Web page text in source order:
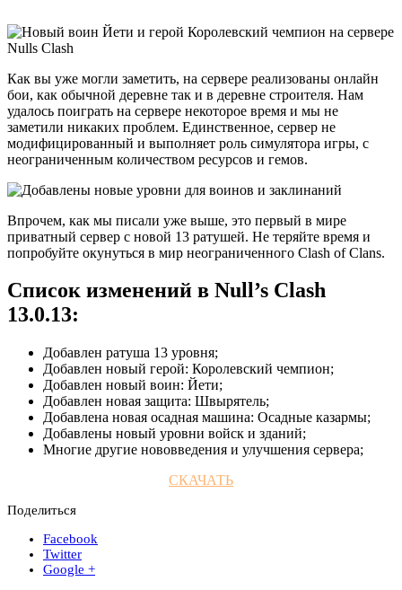
Как вы уже могли заметить, на сервере реализованы онлайн
бои, как обычной деревне так и в деревне строителя. Нам
удалось поиграть на сервере некоторое время и мы не
заметили никаких проблем. Единственное, сервер не
модифицированный и выполняет роль симулятора игры, с
неограниченным количеством ресурсов и гемов.
Впрочем, как мы писали уже выше, это первый в мире
приватный сервер с новой 13 ратушей. Не теряйте время и
попробуйте окунуться в мир неограниченного Clash of Clans.
Список изменений в Null’s Clash
13.0.13:
Добавлен ратуша 13 уровня;
Добавлен новый герой: Королевский чемпион;
Добавлен новый воин: Йети;
Добавлен новая защита: Швырятель;
Добавлена новая осадная машина: Осадные казармы;
Добавлены новый уровни войск и зданий;
Многие другие нововведения и улучшения сервера;
СКАЧАТЬ
Поделиться
Facebook
Twitter
Google +